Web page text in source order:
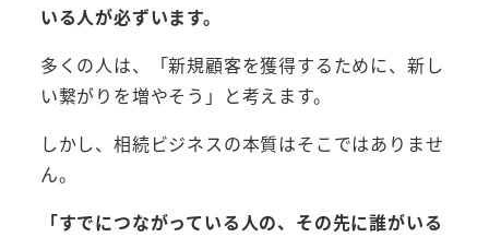
いる人が必ずいます。
多くの人は、「新規顧客を獲得するために、新し
い繋がりを増やそう」と考えます。
しかし、相続ビジネスの本質はそこではありませ
ん。
「すでにつながっている人の、その先に誰がいる